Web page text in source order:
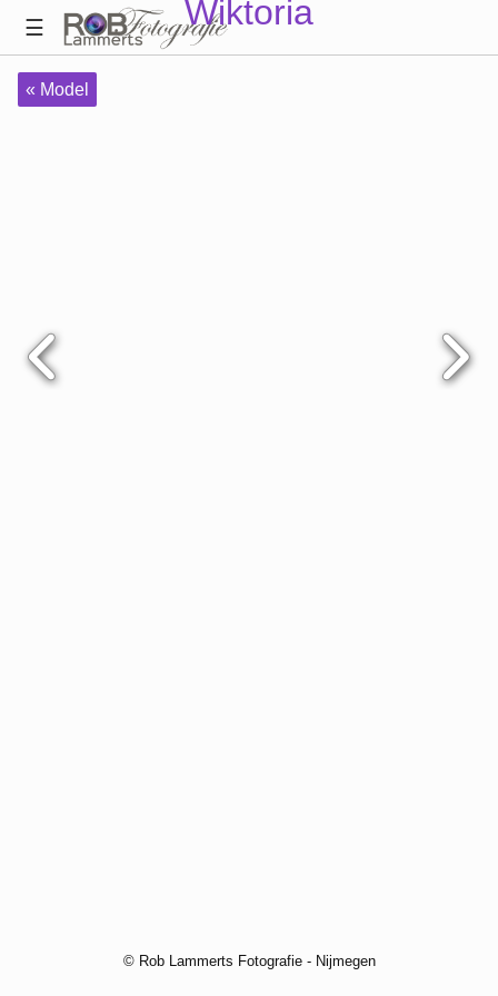
« Model
Wiktoria
© Rob Lammerts Fotografie - Nijmegen